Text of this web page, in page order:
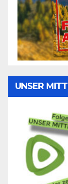
UNSER